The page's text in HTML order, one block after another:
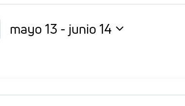
mayo 13 - junio 14